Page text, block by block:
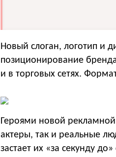
Новый слоган, логотип и
позиционирование
и в торговых сетях.
Героями новой
актеры, так и реальные
застает их «за секунду